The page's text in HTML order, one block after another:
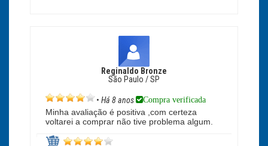
Reginaldo Bronze
São Paulo / SP
• Há 8 anos Compra verificada
Minha avaliação é positiva ,com certeza
voltarei a comprar não tive problema algum.